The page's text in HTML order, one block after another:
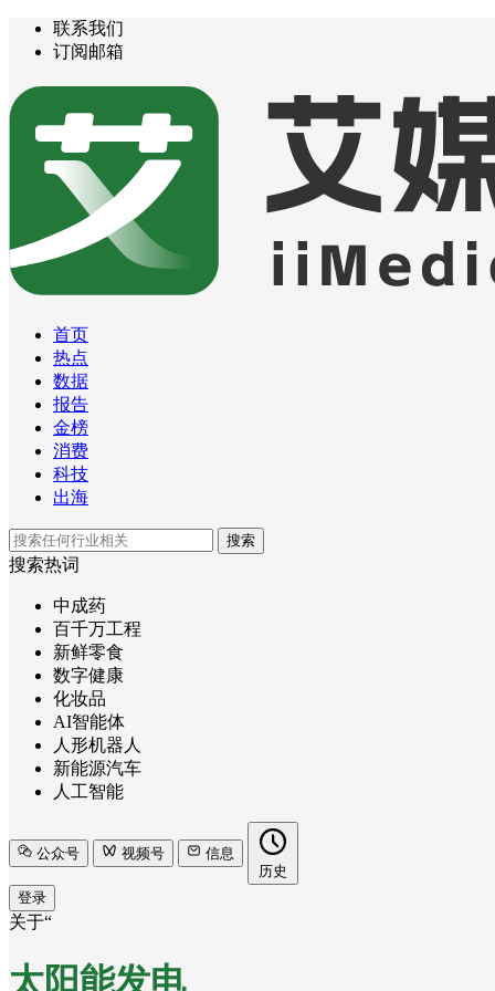
联系我们
订阅邮箱
首页
热点
数据
报告
金榜
消费
科技
出海
搜索
搜索热词
中成药
百千万工程
新鲜零食
数字健康
化妆品
AI智能体
人形机器人
新能源汽车
人工智能
公众号 视频号
信息
历史
登录
关于“
太阳能发电